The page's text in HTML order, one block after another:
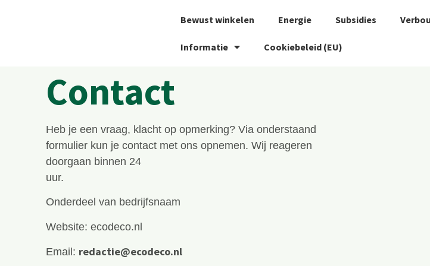
Bewust winkelen Energie Subsidies
Informatie Cookiebeleid (EU)
Contact
Heb je een vraag, klacht op opmerking? Via onderstaand
formulier kun je contact met ons opnemen. Wij reageren
doorgaan binnen 24
uur.
Onderdeel van bedrijfsnaam
Website: ecodeco.nl
Email: redactie@ecodeco.nl